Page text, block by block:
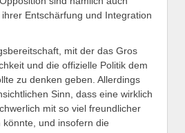
Entschärfung und Integration
mit der das Gros
und die offizielle Politik dem
zu denken geben. Allerdings
Sinn, dass eine wirklich
mit so viel freundlicher
und insofern die